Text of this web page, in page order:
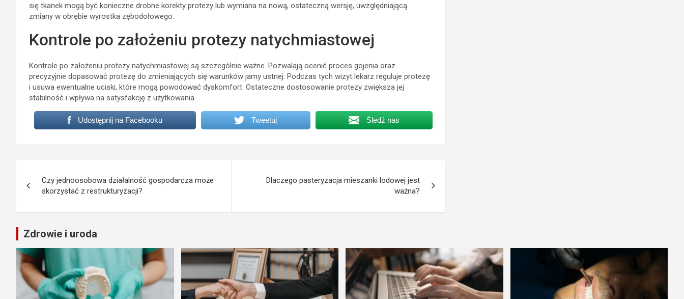
się tkanek mogą być konieczne drobne korekty protezy lub wymiana na nową, ostateczną wersję, uwzględniającą
zmiany w obrębie wyrostka zębodołowego.
Kontrole po założeniu protezy natychmiastowej
Kontrole po założeniu protezy natychmiastowej są szczególnie ważne. Pozwalają ocenić proces gojenia oraz
precyzyjnie dopasować protezę do zmieniających się warunków jamy ustnej. Podczas tych wizyt lekarz reguluje protezę
i usuwa ewentualne uciski, które mogą powodować dyskomfort. Ostateczne dostosowanie protezy zwiększa jej
stabilność i wpływa na satysfakcję z użytkowania.
Udostępnij na Facebooku Tweetuj Śledź nas
wpisu
Czy jednoosobowa działalność gospodarcza może
skorzystać z restrukturyzacji?
Dlaczego pasteryzacja mieszanki lodowej jest
ważna?
Zdrowie i uroda